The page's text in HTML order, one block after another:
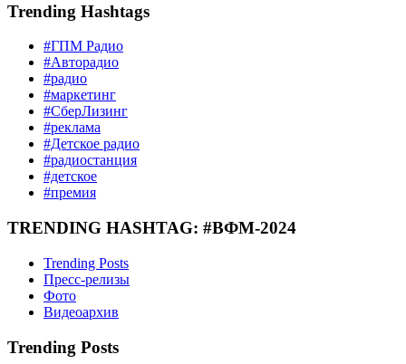
Trending Hashtags
#ГПМ Радио
#Авторадио
#радио
#маркетинг
#СберЛизинг
#реклама
#Детское радио
#радиостанция
#детское
#премия
TRENDING HASHTAG: #ВФМ-2024
Trending Posts
Пресс-релизы
Фото
Видеоархив
Trending Posts